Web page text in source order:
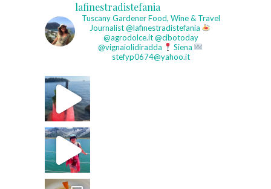
lafinestradistefania
Tuscany GardenerFood, Wine & Travel
Journalist@lafinestradistefania
@agrodolce.it @cibotoday
@vignaiolidiradda
Siena
stefyp0674@yahoo.it